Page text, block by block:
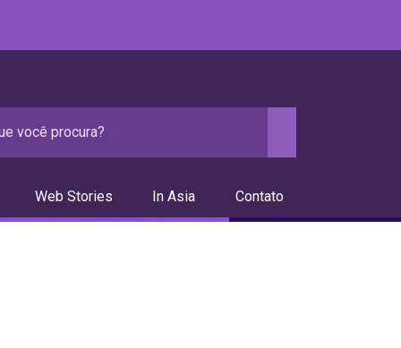
Web Stories In Asia Contato